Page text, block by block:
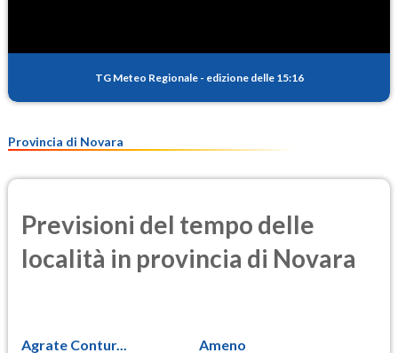
TG Meteo Regionale - edizione delle 15:16
Provincia di Novara
Previsioni del tempo delle
località in provincia di Novara
Agrate Contur... Ameno